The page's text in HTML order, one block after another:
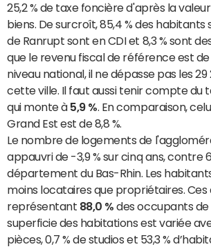
25,2 % de taxe foncière d'après la
biens. De surcroît, 85,4 % des habitants
de Ranrupt sont en CDI et 8,3 % sont
que le revenu fiscal de référence est
niveau national, il ne dépasse pas les
cette ville. Il faut aussi tenir compte du
qui monte à 5,9 % . En comparaison,
Grand Est est de 8,8 %.
Le nombre de logements de
appauvri de -3,9 % sur cinq ans, contre
département du Bas-Rhin. Les
moins locataires que propriétaires. Ces
représentant 88,0 % des occupants de
superficie des habitations est variée
pièces, 0,7 % de studios et 53,3 %